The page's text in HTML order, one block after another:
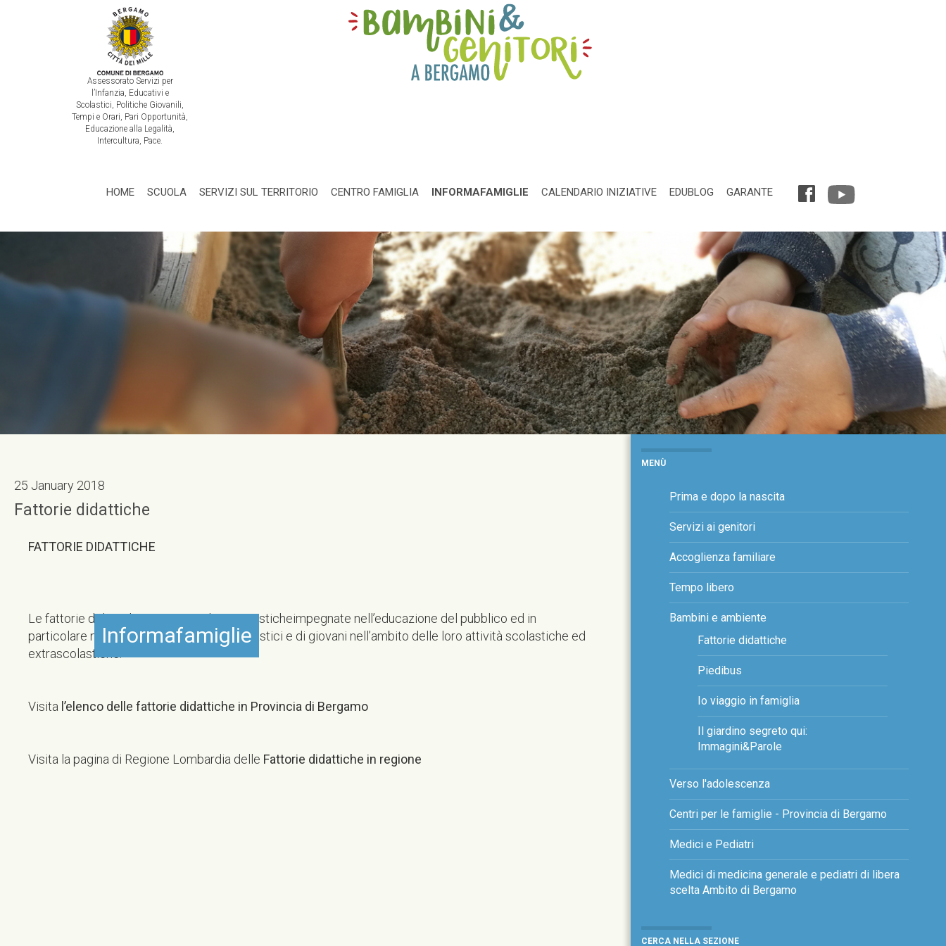
Assessorato Servizi per
l’Infanzia, Educativi e
Scolastici, Politiche Giovanili,
Tempi e Orari, Pari Opportunità,
Educazione alla Legalità,
Intercultura, Pace.
HOME SCUOLA SERVIZI SUL TERRITORIO CENTRO FAMIGLIA INFORMAFAMIGLIE CALENDARIO INIZIATIVE EDUBLOG GARANTE
Informafamiglie
25 January 2018
Fattorie didattiche
FATTORIE DIDATTICHE
Le fattorie didattiche sono aziende agrituristicheimpegnate nell’educazione del pubblico ed in
particolare nell’accoglienza di gruppi scolastici e di giovani nell’ambito delle loro attività scolastiche ed
extrascolastiche.
Visita l’elenco delle fattorie didattiche in Provincia di Bergamo
Visita la pagina di Regione Lombardia delle Fattorie didattiche in regione
MENÙ
Prima e dopo la nascita
Servizi ai genitori
Accoglienza familiare
Tempo libero
Bambini e ambiente
Fattorie didattiche
Piedibus
Io viaggio in famiglia
Il giardino segreto qui:
Immagini&Parole
Verso l'adolescenza
Centri per le famiglie - Provincia di Bergamo
Medici e Pediatri
Medici di medicina generale e pediatri di libera
scelta Ambito di Bergamo
CERCA NELLA SEZIONE